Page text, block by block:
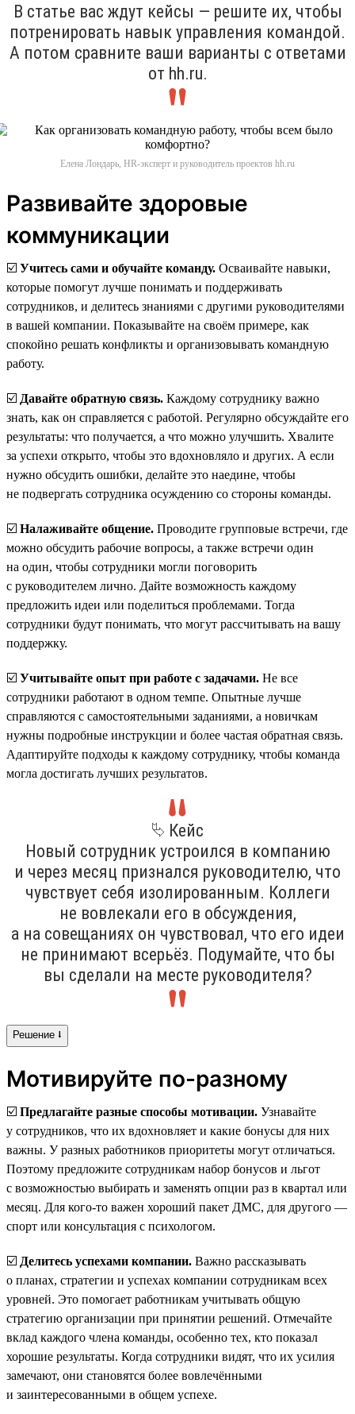
В статье вас ждут кейсы — решите их, чтобы
потренировать навык управления командой.
А потом сравните ваши варианты с ответами
от hh.ru.
Елена Лондарь, HR-эксперт и руководитель проектов hh.ru
Развивайте здоровые
коммуникации
☑️ Учитесь сами и обучайте команду. Осваивайте навыки,
которые помогут лучше понимать и поддерживать
сотрудников, и делитесь знаниями с другими руководителями
в вашей компании. Показывайте на своём примере, как
спокойно решать конфликты и организовывать командную
работу.
☑️ Давайте обратную связь. Каждому сотруднику важно
знать, как он справляется с работой. Регулярно обсуждайте его
результаты: что получается, а что можно улучшить. Хвалите
за успехи открыто, чтобы это вдохновляло и других. А если
нужно обсудить ошибки, делайте это наедине, чтобы
не подвергать сотрудника осуждению со стороны команды.
☑️ Налаживайте общение. Проводите групповые встречи, где
можно обсудить рабочие вопросы, а также встречи один
на один, чтобы сотрудники могли поговорить
с руководителем лично. Дайте возможность каждому
предложить идеи или поделиться проблемами. Тогда
сотрудники будут понимать, что могут рассчитывать на вашу
поддержку.
☑️ Учитывайте опыт при работе с задачами. Не все
сотрудники работают в одном темпе. Опытные лучше
справляются с самостоятельными заданиями, а новичкам
нужны подробные инструкции и более частая обратная связь.
Адаптируйте подходы к каждому сотруднику, чтобы команда
могла достигать лучших результатов.
⮱ Кейс
Новый сотрудник устроился в компанию
и через месяц признался руководителю, что
чувствует себя изолированным. Коллеги
не вовлекали его в обсуждения,
а на совещаниях он чувствовал, что его идеи
не принимают всерьёз. Подумайте, что бы
вы сделали на месте руководителя?
Решение ⭣
Мотивируйте по-разному
☑️ Предлагайте разные способы мотивации. Узнавайте
у сотрудников, что их вдохновляет и какие бонусы для них
важны. У разных работников приоритеты могут отличаться.
Поэтому предложите сотрудникам набор бонусов и льгот
с возможностью выбирать и заменять опции раз в квартал или
месяц. Для кого-то важен хороший пакет ДМС, для другого —
спорт или консультация с психологом.
☑️ Делитесь успехами компании. Важно рассказывать
о планах, стратегии и успехах компании сотрудникам всех
уровней. Это помогает работникам учитывать общую
стратегию организации при принятии решений. Отмечайте
вклад каждого члена команды, особенно тех, кто показал
хорошие результаты. Когда сотрудники видят, что их усилия
замечают, они становятся более вовлечёнными
и заинтересованными в общем успехе.